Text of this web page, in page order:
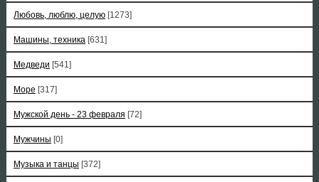
Любовь, люблю, целую [1273]
Машины, техника [631]
Медведи [541]
Море [317]
Мужской день - 23 февраля [72]
Мужчины [0]
Музыка и танцы [372]